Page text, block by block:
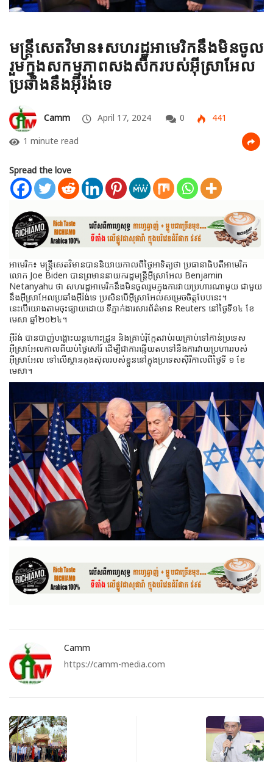
មន្រ្តីសេតវិមាន៖សហរដ្ឋអាមេរិកនឹងមិនចូល
រួមក្នុងសកម្មភាពសងសឹករបស់អ៊ីស្រាអែល
ប្រឆាំងនឹងអ៊ីរ៉ង់ទេ
Camm April 17, 2024 0
441
1 minute read
Spread the love
អាមេរិក៖ មន្ត្រីសេតវិមានបាននិយាយកាលពីថ្ងៃអាទិត្យថា ប្រធានាធិបតីអាមេរិក
លោក Joe Biden បានព្រមាននាយករដ្ឋមន្ត្រីអ៊ីស្រាអែល Benjamin
Netanyahu ថា សហរដ្ឋអាមេរិកនឹងមិនចូលរួមក្នុងការវាយប្រហារណាមួយ ជាមួយ
នឹងអ៊ីស្រាអែលប្រឆាំងអ៊ីរ៉ង់ទេ ប្រសិនបើអ៊ីស្រាអែលសម្រេចចិត្តបែបនេះ។
នេះបើយោងតាមចុះផ្សាយដោយ ទីភ្នាក់ងារសារព័ត៌មាន Reuters នៅថ្ងៃទី១៤ ខែ
មេសា ឆ្នាំ២០២៤។
អ៊ីរ៉ង់ បានបាញ់បង្ហោះយន្តហោះដ្រូន និងគ្រាប់រ៉ុក្កែតរាប់រយគ្រាប់ទៅកាន់ប្រទេស
អ៊ីស្រាអែលកាលពីយប់ថ្ងៃសៅរ៍ ដើម្បីជាការឆ្លើយតបទៅនឹងការវាយប្រហាររបស់
អ៊ីស្រាអែល ទៅលើស្ថានកុងស៊ុលរបស់ខ្លួននៅក្នុងប្រទេសស៊ីរីកាលពីថ្ងៃទី ១ ខែ
មេសា។
Camm
https://camm-media.com